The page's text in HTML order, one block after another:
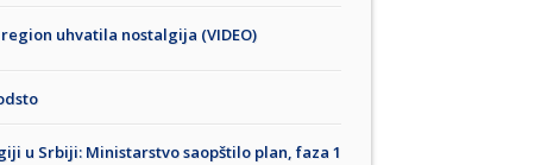
uhvatila nostalgija (VIDEO)
u Srbiji: Ministarstvo saopštilo plan, faza 1